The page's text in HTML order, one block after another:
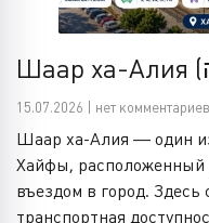
15.07.2026 | нет комментариев
Шаар ха-Алия — один
Хайфы,
въездом в город. Здесь
транспортная